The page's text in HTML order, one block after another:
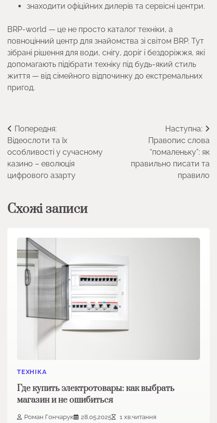
знаходити офіційних дилерів та сервісні центри.
BRP-world — це не просто каталог техніки, а
повноцінний центр для знайомства зі світом BRP. Тут
зібрані рішення для води, снігу, доріг і бездоріжжя, які
допомагають підібрати техніку під будь-який стиль
життя — від сімейного відпочинку до екстремальних
пригод.
Навігація
записів
Попередня:
Відеослоти та їх
особливості у сучасному
казино – еволюція
цифрового азарту
Наступна:
Правопис слова
“помаленьку”: як
правильно писати та
правило
Схожі записи
ТЕХНІКА
Где купить электротовары: как выбрать
магазин и не ошибиться
Роман Гончарук 28.05.2025
1 хв.читання